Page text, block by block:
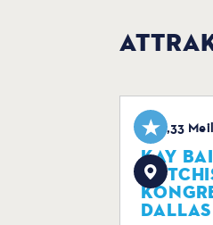
0,33
KAY
DALLAS